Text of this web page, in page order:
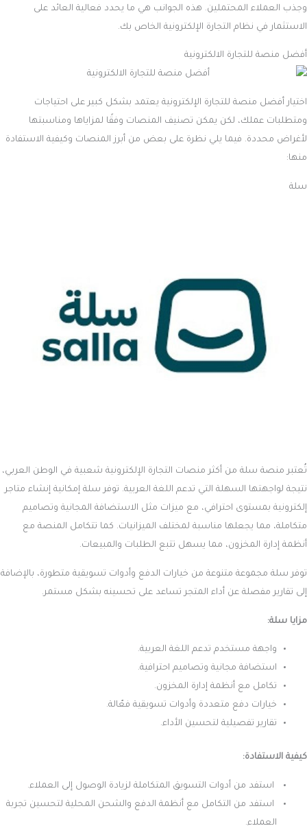
وجذب العملاء المحتملين. هذه الجوانب هي ما يحدد فعالية العائد على
الاستثمار في نظام التجارة الإلكترونية الخاص بك.
أفضل منصة للتجارة الالكترونية
اختيار أفضل منصة للتجارة الإلكترونية يعتمد بشكل كبير على احتياجات
ومتطلبات عملك، لكن يمكن تصنيف المنصات وفقًا لمزاياها ومناسبتها
لأغراض محددة. فيما يلي نظرة على بعض من أبرز المنصات وكيفية الاستفادة
منها:
سلة
تُعتبر منصة سلة من أكثر منصات التجارة الإلكترونية شعبية في الوطن العربي،
نتيجة لواجهتها السهلة التي تدعم اللغة العربية. توفر سلة إمكانية إنشاء متاجر
إلكترونية بمستوى احترافي، مع ميزات مثل الاستضافة المجانية وتصاميم
متكاملة، مما يجعلها مناسبة لمختلف الميزانيات. كما تتكامل المنصة مع
أنظمة إدارة المخزون، مما يسهل تتبع الطلبات والمبيعات.
توفر سلة مجموعة متنوعة من خيارات الدفع وأدوات تسويقية متطورة، بالإضافة
إلى تقارير مفصلة عن أداء المتجر تساعد على تحسينه بشكل مستمر.
مزايا سلة:
واجهة مستخدم تدعم اللغة العربية.
استضافة مجانية وتصاميم احترافية.
تكامل مع أنظمة إدارة المخزون.
خيارات دفع متعددة وأدوات تسويقية فعّالة.
تقارير تفصيلية لتحسين الأداء.
كيفية الاستفادة:
استفد من أدوات التسويق المتكاملة لزيادة الوصول إلى العملاء.
استفد من التكامل مع أنظمة الدفع والشحن المحلية لتحسين تجربة
العملاء.